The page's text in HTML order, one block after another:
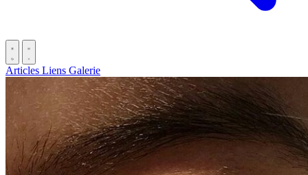
Articles Liens Galerie